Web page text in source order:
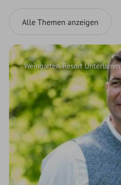
Alle Themen anzeigen
Weingarten-Resort Unterlamm